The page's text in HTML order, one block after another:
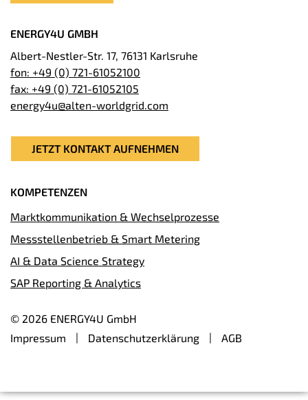
ENERGY4U GMBH
Albert-Nestler-Str. 17, 76131 Karlsruhe
fon: +49 (0) 721-61052100
fax: +49 (0) 721-61052105
energy4u@alten-worldgrid.com
JETZT KONTAKT AUFNEHMEN
KOMPETENZEN
Marktkommunikation & Wechselprozesse
Messstellenbetrieb & Smart Metering
AI & Data Science Strategy
SAP Reporting & Analytics
© 2026 ENERGY4U GmbH
Impressum
Datenschutzerklärung AGB